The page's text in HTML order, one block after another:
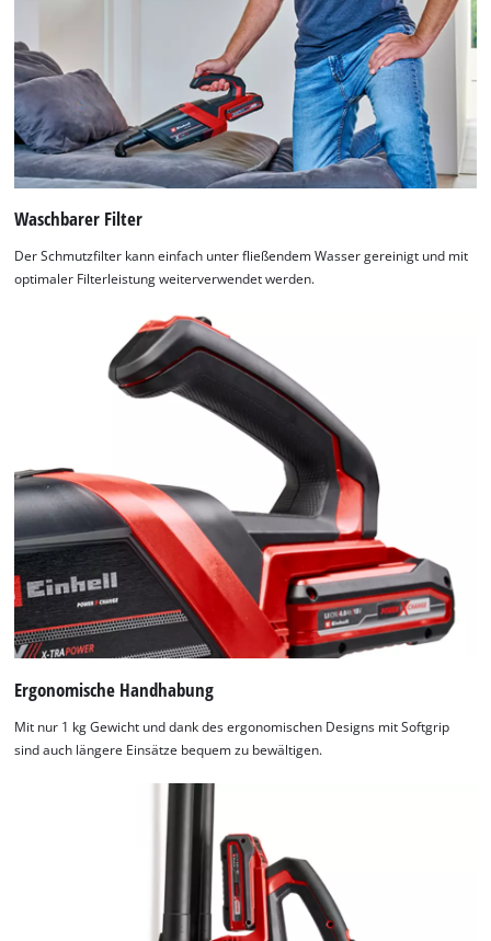
Waschbarer Filter
Der Schmutzfilter kann einfach unter fließendem Wasser gereinigt und mit
optimaler Filterleistung weiterverwendet werden.
Ergonomische Handhabung
Mit nur 1 kg Gewicht und dank des ergonomischen Designs mit Softgrip
sind auch längere Einsätze bequem zu bewältigen.